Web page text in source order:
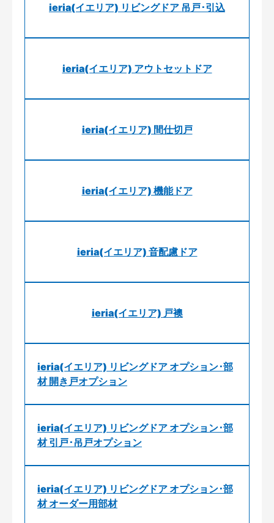
ieria(イエリア) リビングドア 吊戸･引込
ieria(イエリア) アウトセットドア
ieria(イエリア) 間仕切戸
ieria(イエリア) 機能ドア
ieria(イエリア) 音配慮ドア
ieria(イエリア) 戸襖
ieria(イエリア) リビングドア オプション･部
材 開き戸オプション
ieria(イエリア) リビングドア オプション･部
材 引戸･吊戸オプション
ieria(イエリア) リビングドア オプション･部
材 オーダー用部材